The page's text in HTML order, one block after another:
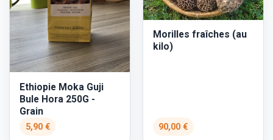
Ethiopie Moka Guji
Bule Hora 250G -
Grain
5,90 €
Morilles fraîches (au
kilo)
90,00 €